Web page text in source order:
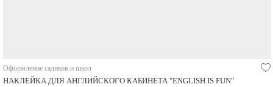
Оформление садиков и школ
НАКЛЕЙКА ДЛЯ АНГЛИЙСКОГО КАБИНЕТА "ENGLISH IS FUN"